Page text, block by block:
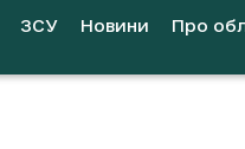
ЗСУ Новини Про